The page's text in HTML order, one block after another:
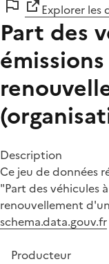
Explorer les
Part des
Description
Ce jeu de données
"Part des véhicules
renouvellement
schema.data.gouv.fr
Producteur